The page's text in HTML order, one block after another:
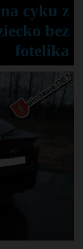
cyku z
bez
fotelika